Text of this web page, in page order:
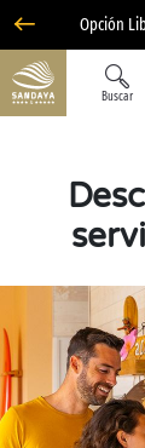
Opción
Buscar